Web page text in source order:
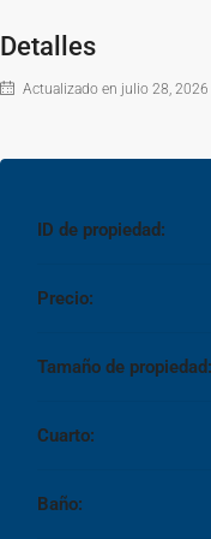
suelo radiante por
en todo el edificio y en el
wifi con cobertura en
multideportiva, piscina y
comunitaria con mobiliario
metro ligero a cinco
Detalles
Actualizado en julio 28, 2026
ID de propiedad:
Precio:
Tamaño de propiedad:
Cuarto:
Baño: